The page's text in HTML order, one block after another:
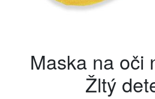
Maska na oči
Žltý